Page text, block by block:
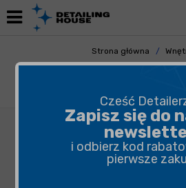
Strona główna
Tapicerka i Dywaniki
Cześć
Zapisz się do
i odbierz kod
pierwsze